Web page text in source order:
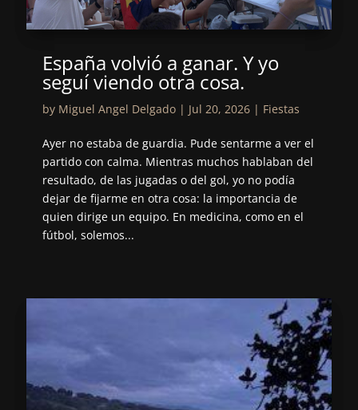
España volvió a ganar. Y yo
seguí viendo otra cosa.
by Miguel Angel Delgado| Jul 20, 2026| Fiestas
Ayer no estaba de guardia. Pude sentarme a ver el
partido con calma. Mientras muchos hablaban del
resultado, de las jugadas o del gol, yo no podía
dejar de fijarme en otra cosa: la importancia de
quien dirige un equipo. En medicina, como en el
fútbol, solemos...